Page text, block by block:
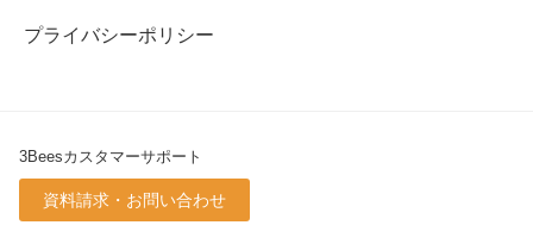
プライバシーポリシー
3Beesカスタマーサポート
資料請求・お問い合わせ